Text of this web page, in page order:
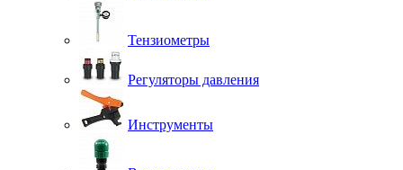
Тензиометры
Регуляторы давления
Инструменты